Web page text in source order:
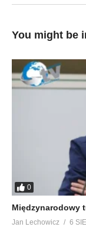
You might be
0
Międzynarodowy
Jan Lechowicz 6